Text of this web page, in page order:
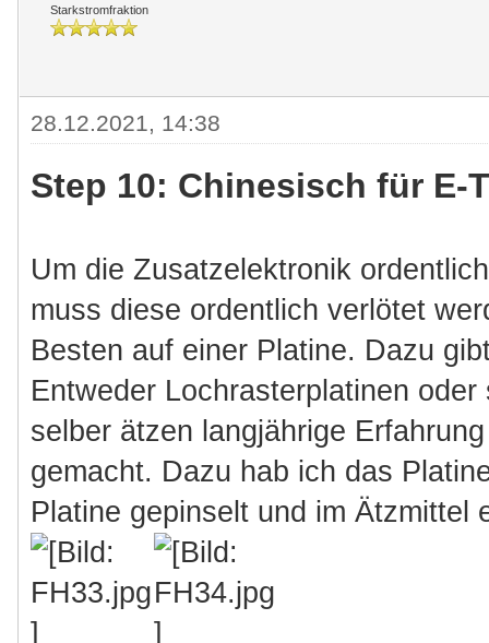
Starkstromfraktion
28.12.2021, 14:38
Step 10: Chinesisch für E-
Um die Zusatzelektronik
muss diese ordentlich verlötet
Besten auf einer Platine. Dazu
Entweder Lochrasterplatinen
selber ätzen langjährige
gemacht. Dazu hab ich das
Platine gepinselt und im Ätzmittel